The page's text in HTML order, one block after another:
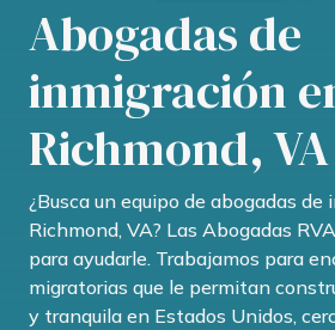
Abogadas de
inmigración
Richmond, VA
¿Busca un equipo de abogadas de
Richmond, VA? Las Abogadas
para ayudarle. Trabajamos para
migratorias que le permitan
y tranquila en Estados Unidos,